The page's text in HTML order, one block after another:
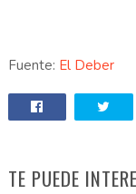
Fuente: El Deber
TE PUEDE